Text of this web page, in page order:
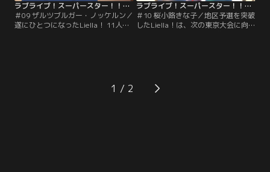
ラブライブ！スーパースター！！TVアニメ3期 第09話
＃09 ザルツブルガー・ノッケルン／
遂にひとつになったLiella！ 11人で
ブのフォーメーションを考えてもら
うようお願いする。しかしかのんの
ラブライブ！スーパースター！！TVアニメ3期 第10話
＃10 桜小路きな子／地区予選を突破
したLiella！は、次の東京大会に向
たきな子だったが…大会へのプレッ
シャーから思い悩んでしまう。時同
1